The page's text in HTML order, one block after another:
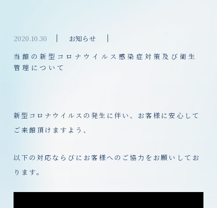
2020.10.30
お知らせ
当館の新型コロナウイルス感染症対策及び衛生
管理について
新型コロナウイルスの発生に伴い、お客様に安心して
ご来館頂けますよう、
以下の対応ならびにお客様へのご協力をお願いしてお
ります。